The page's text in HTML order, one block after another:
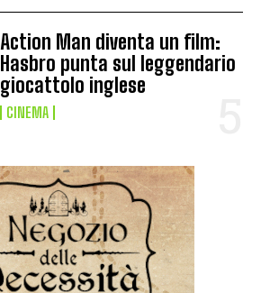
Action Man diventa un film:
Hasbro punta sul leggendario
giocattolo inglese
CINEMA